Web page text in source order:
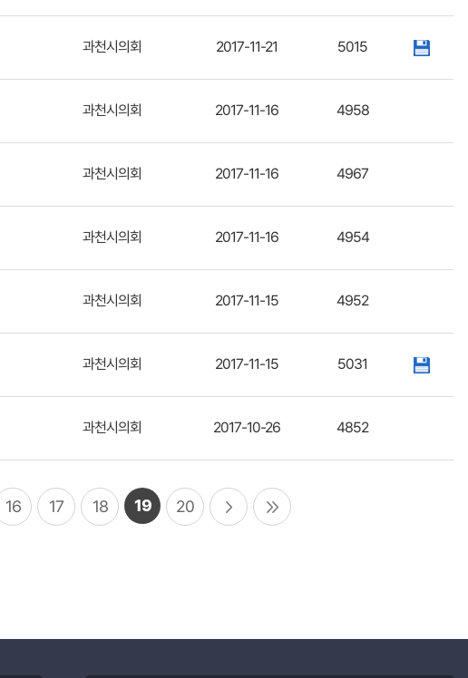
과천시의회 2017-11-21 5015
과천시의회 2017-11-16 4958
과천시의회 2017-11-16 4967
과천시의회 2017-11-16 4954
과천시의회 2017-11-15 4952
과천시의회 2017-11-15 5031
과천시의회 2017-10-26 4852
16 17 18 19 20